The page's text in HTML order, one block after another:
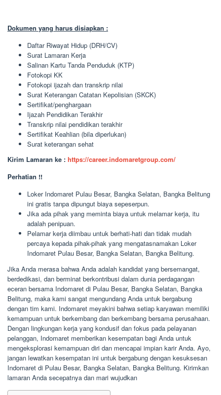
Dokumen yang harus disiapkan :
Daftar Riwayat Hidup (DRH/CV)
Surat Lamaran Kerja
Salinan Kartu Tanda Penduduk (KTP)
Fotokopi KK
Fotokopi ijazah dan transkrip nilai
Surat Keterangan Catatan Kepolisian (SKCK)
Sertifikat/penghargaan
Ijazah Pendidikan Terakhir
Transkrip nilai pendidikan terakhir
Sertifikat Keahlian (bila diperlukan)
Surat keterangan sehat
Kirim Lamaran ke : https://career.indomaretgroup.com/
Perhatian !!
Loker Indomaret Pulau Besar, Bangka Selatan, Bangka Belitung
ini gratis tanpa dipungut biaya sepeserpun.
Jika ada pihak yang meminta biaya untuk melamar kerja, itu
adalah penipuan.
Pelamar kerja diimbau untuk berhati-hati dan tidak mudah
percaya kepada pihak-pihak yang mengatasnamakan Loker
Indomaret Pulau Besar, Bangka Selatan, Bangka Belitung.
Jika Anda merasa bahwa Anda adalah kandidat yang bersemangat,
berdedikasi, dan berminat berkontribusi dalam dunia perdagangan
eceran bersama Indomaret di Pulau Besar, Bangka Selatan, Bangka
Belitung, maka kami sangat mengundang Anda untuk bergabung
dengan tim kami. Indomaret meyakini bahwa setiap karyawan memiliki
kemampuan untuk berkembang dan berkembang bersama perusahaan.
Dengan lingkungan kerja yang kondusif dan fokus pada pelayanan
pelanggan, Indomaret memberikan kesempatan bagi Anda untuk
mengeksplorasi kemampuan diri dan mencapai impian karir Anda. Ayo,
jangan lewatkan kesempatan ini untuk bergabung dengan kesuksesan
Indomaret di Pulau Besar, Bangka Selatan, Bangka Belitung. Kirimkan
lamaran Anda secepatnya dan mari wujudkan